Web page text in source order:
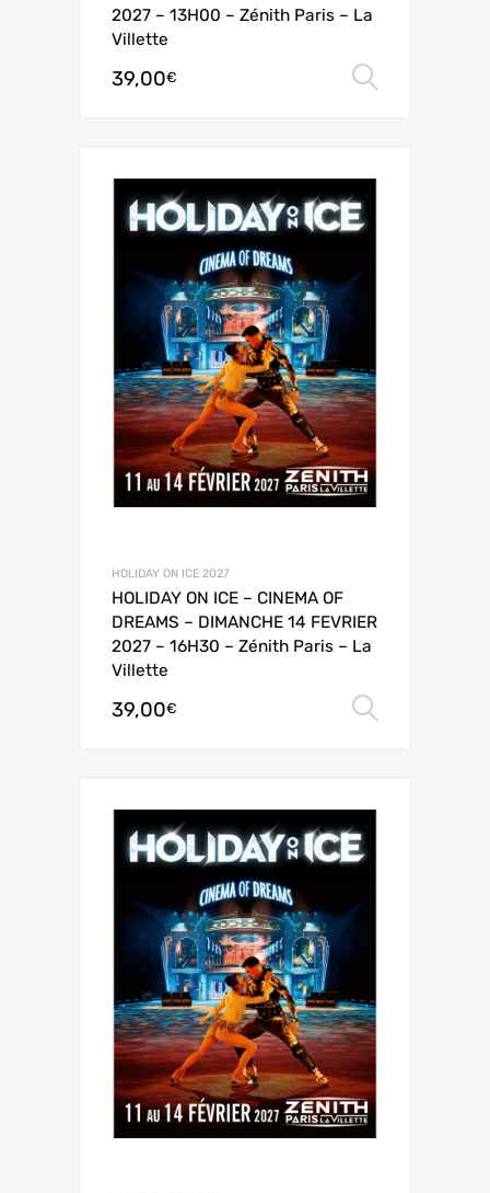
2027 – 13H00 – Zénith Paris – La
Villette
39,00€
HOLIDAY ON ICE 2027
HOLIDAY ON ICE – CINEMA OF
DREAMS – DIMANCHE 14 FEVRIER
2027 – 16H30 – Zénith Paris – La
Villette
39,00€